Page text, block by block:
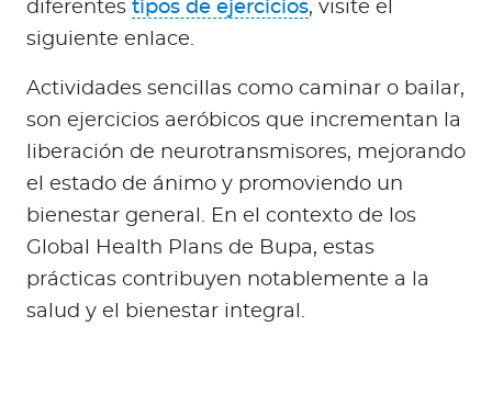
diferentes tipos de ejercicios, visite el
siguiente enlace.
Actividades sencillas como caminar o bailar,
son ejercicios aeróbicos que incrementan la
liberación de neurotransmisores, mejorando
el estado de ánimo y promoviendo un
bienestar general. En el contexto de los
Global Health Plans de Bupa, estas
prácticas contribuyen notablemente a la
salud y el bienestar integral.